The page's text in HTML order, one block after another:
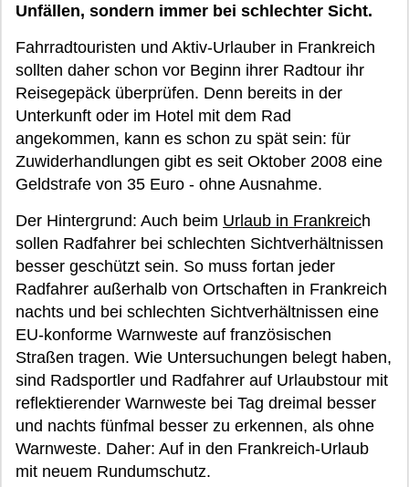
Unfällen, sondern immer bei schlechter Sicht.
Fahrradtouristen und Aktiv-Urlauber in Frankreich
sollten daher schon vor Beginn ihrer Radtour ihr
Reisegepäck überprüfen. Denn bereits in der
Unterkunft oder im Hotel mit dem Rad
angekommen, kann es schon zu spät sein: für
Zuwiderhandlungen gibt es seit Oktober 2008 eine
Geldstrafe von 35 Euro - ohne Ausnahme.
Der Hintergrund: Auch beim Urlaub in Frankreich
sollen Radfahrer bei schlechten Sichtverhältnissen
besser geschützt sein. So muss fortan jeder
Radfahrer außerhalb von Ortschaften in Frankreich
nachts und bei schlechten Sichtverhältnissen eine
EU-konforme Warnweste auf französischen
Straßen tragen. Wie Untersuchungen belegt haben,
sind Radsportler und Radfahrer auf Urlaubstour mit
reflektierender Warnweste bei Tag dreimal besser
und nachts fünfmal besser zu erkennen, als ohne
Warnweste. Daher: Auf in den Frankreich-Urlaub
mit neuem Rundumschutz.